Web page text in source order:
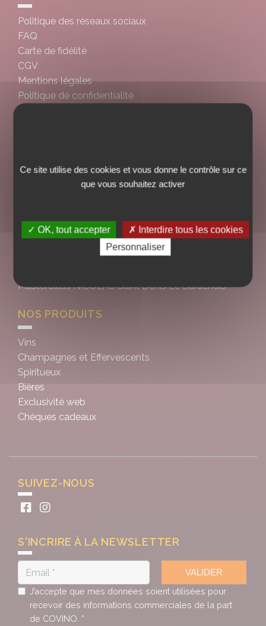
Politique des réseaux sociaux
FAQ
Carte de fidélité
CGV
Mentions légales
Politique de confidentialité
Nos engagements
Nous contacter
Nos caves
Masterclass NICOLAS Saint Denis Le Barachois
NOS PRODUITS
Vins
Champagnes et Effervescents
Spiritueux
Bières
Exclusivité web
Chèques cadeaux
SUIVEZ-NOUS
S'INCRIRE À LA NEWSLETTER
VALIDER
J’accepte que mes données soient utilisées pour
recevoir des informations commerciales de la part
de COVINO. *
Ce site utilise des cookies et vous donne le contrôle sur ce
que vous souhaitez activer
✓ OK, tout accepter
✗ Interdire tous les cookies
Personnaliser